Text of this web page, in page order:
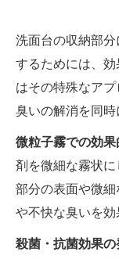
洗面台の収納部
するためには、
はその特殊なア
臭いの解消を同時
微粒子霧での効果
剤を微細な霧状
部分の表面や微
や不快な臭いを効
殺菌・抗菌効果の